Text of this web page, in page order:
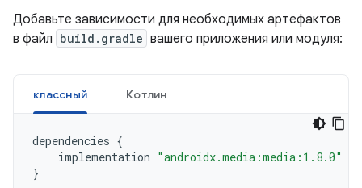
Добавьте зависимости для необходимых артефактов
в файл build.gradle вашего приложения или модуля:
классный Котлин
dependencies {
implementation "androidx.media:media:1.8.0"
}